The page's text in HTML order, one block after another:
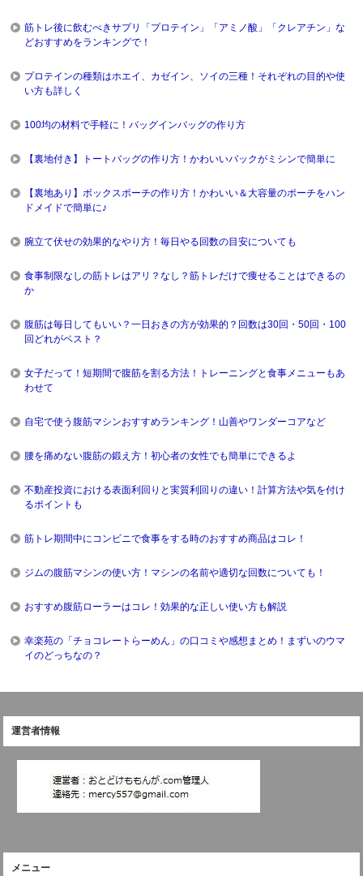
筋トレ後に飲むべきサプリ「プロテイン」「アミノ酸」「クレアチン」な
どおすすめをランキングで！
プロテインの種類はホエイ、カゼイン、ソイの三種！それぞれの目的や使
い方も詳しく
100均の材料で手軽に！バッグインバッグの作り方
【裏地付き】トートバッグの作り方！かわいいバックがミシンで簡単に
【裏地あり】ボックスポーチの作り方！かわいい＆大容量のポーチをハン
ドメイドで簡単に♪
腕立て伏せの効果的なやり方！毎日やる回数の目安についても
食事制限なしの筋トレはアリ？なし？筋トレだけで痩せることはできるの
か
腹筋は毎日してもいい？一日おきの方が効果的？回数は30回・50回・100
回どれがベスト？
女子だって！短期間で腹筋を割る方法！トレーニングと食事メニューもあ
わせて
自宅で使う腹筋マシンおすすめランキング！山善やワンダーコアなど
腰を痛めない腹筋の鍛え方！初心者の女性でも簡単にできるよ
不動産投資における表面利回りと実質利回りの違い！計算方法や気を付け
るポイントも
筋トレ期間中にコンビニで食事をする時のおすすめ商品はコレ！
ジムの腹筋マシンの使い方！マシンの名前や適切な回数についても！
おすすめ腹筋ローラーはコレ！効果的な正しい使い方も解説
幸楽苑の「チョコレートらーめん」の口コミや感想まとめ！まずいのウマ
イのどっちなの？
運営者情報
メニュー